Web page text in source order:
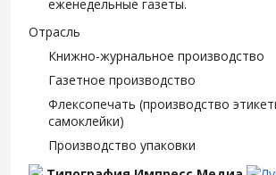
еженедельные газеты.
Отрасль
Книжно-журнальное производство
Газетное производство
Флексопечать (производство
самоклейки)
Производство упаковки